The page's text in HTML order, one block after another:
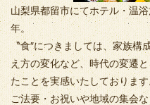
山梨県都留市にてホテル・温
年。
〝食″につきましては、家族構
え方の変化など、時代の変遷
たことを実感いたしております
ご法要・お祝いや地域の集会